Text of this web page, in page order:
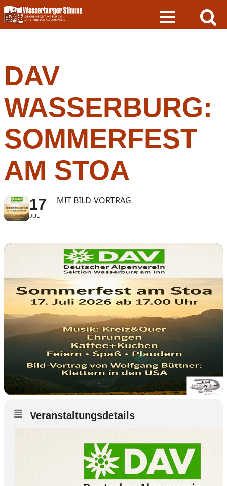
Skip
to
content
DAV
WASSERBURG:
SOMMERFEST
AM STOA
17
JUL
MIT BILD-VORTRAG
Veranstaltungsdetails